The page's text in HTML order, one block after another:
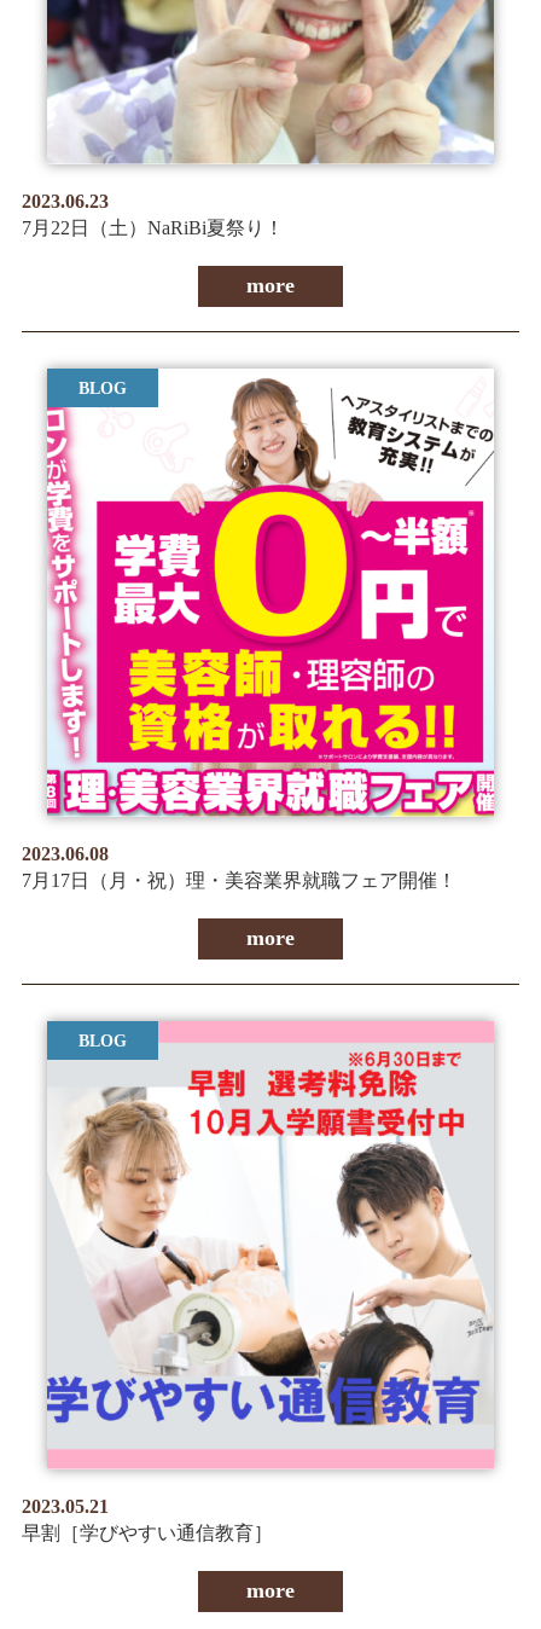
2023.06.23
7月22日（土）NaRiBi夏祭り！
more
BLOG
2023.06.08
7月17日（月・祝）理・美容業界就職フェア開催！
more
BLOG
2023.05.21
早割［学びやすい通信教育］
more